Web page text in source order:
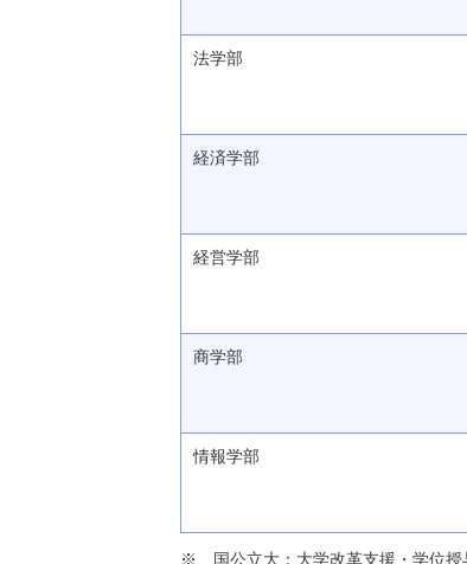
法学部
経済学部
経営学部
商学部
情報学部
国公立大：大学改革支援・学位